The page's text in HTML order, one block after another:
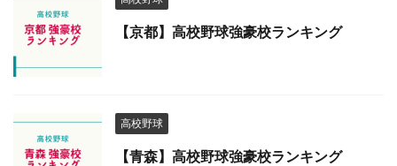
【京都】高校野球強豪校ランキング
高校野球
【青森】高校野球強豪校ランキング